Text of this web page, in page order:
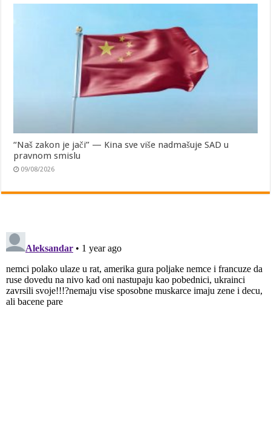
“Naš zakon je jači” — Kina sve više nadmašuje SAD u
pravnom smislu
09/08/2026